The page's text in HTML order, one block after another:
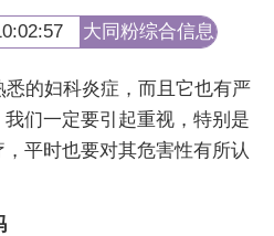
大同粉综合信息
的妇科炎症，而且它也有严
们一定要引起重视，特别是
平时也要对其危害性有所认